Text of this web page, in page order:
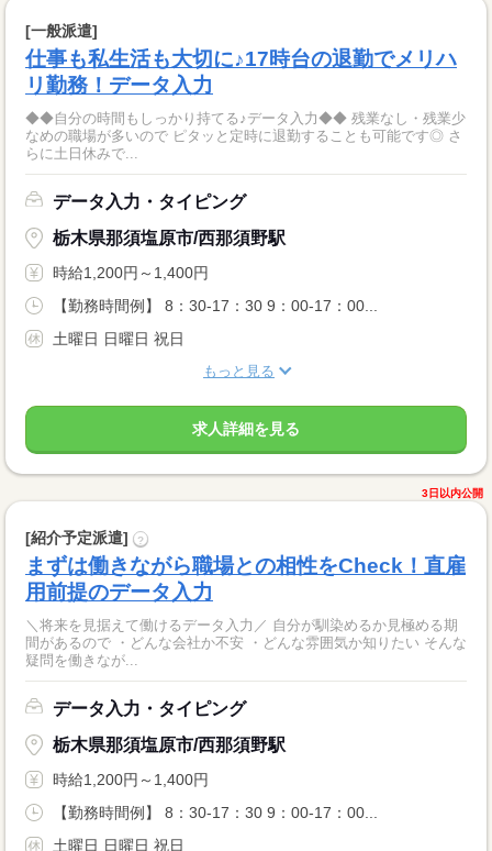
[一般派遣]
仕事も私生活も大切に♪17時台の退勤でメリハ
リ勤務！データ入力
◆◆自分の時間もしっかり持てる♪データ入力◆◆ 残業なし・残業少
なめの職場が多いので ピタッと定時に退勤することも可能です◎ さ
らに土日休みで...
データ入力・タイピング
栃木県那須塩原市/西那須野駅
時給1,200円～1,400円
【勤務時間例】 8：30-17：30 9：00-17：00...
土曜日 日曜日 祝日
もっと見る
求人詳細を見る
3日以内公開
[紹介予定派遣] ?
まずは働きながら職場との相性をCheck！直雇
用前提のデータ入力
＼将来を見据えて働けるデータ入力／ 自分が馴染めるか見極める期
間があるので ・どんな会社か不安 ・どんな雰囲気か知りたい そんな
疑問を働きなが...
データ入力・タイピング
栃木県那須塩原市/西那須野駅
時給1,200円～1,400円
【勤務時間例】 8：30-17：30 9：00-17：00...
土曜日 日曜日 祝日